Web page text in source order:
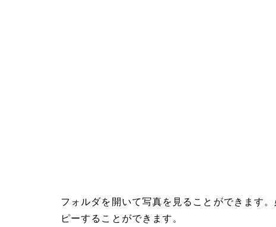
フォルダを開いて写真を見ることができます
ピーすることができます。